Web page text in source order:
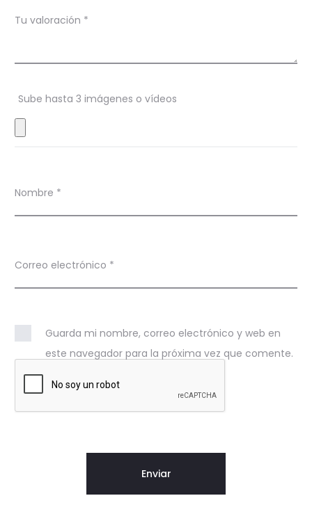
o
n
s
Tu valoración *
Sube hasta 3 imágenes o vídeos
Nombre *
Correo electrónico *
Guarda mi nombre, correo electrónico y web en
este navegador para la próxima vez que comente.